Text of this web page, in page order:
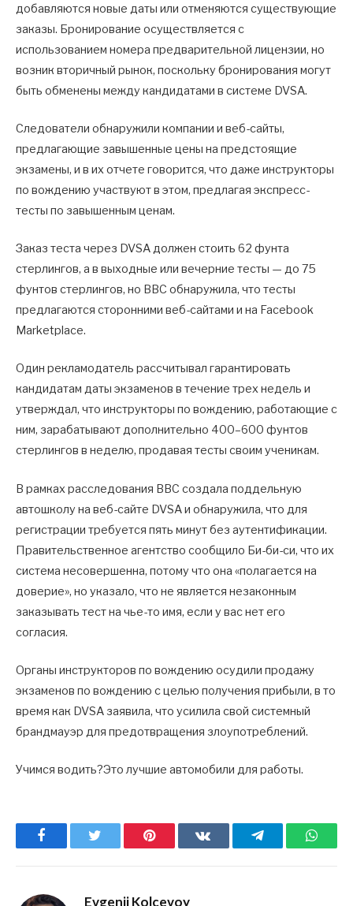
добавляются новые даты или отменяются существующие
заказы. Бронирование осуществляется с
использованием номера предварительной лицензии, но
возник вторичный рынок, поскольку бронирования могут
быть обменены между кандидатами в системе DVSA.
Следователи обнаружили компании и веб-сайты,
предлагающие завышенные цены на предстоящие
экзамены, и в их отчете говорится, что даже инструкторы
по вождению участвуют в этом, предлагая экспресс-
тесты по завышенным ценам.
Заказ теста через DVSA должен стоить 62 фунта
стерлингов, а в выходные или вечерние тесты — до 75
фунтов стерлингов, но BBC обнаружила, что тесты
предлагаются сторонними веб-сайтами и на Facebook
Marketplace.
Один рекламодатель рассчитывал гарантировать
кандидатам даты экзаменов в течение трех недель и
утверждал, что инструкторы по вождению, работающие с
ним, зарабатывают дополнительно 400–600 фунтов
стерлингов в неделю, продавая тесты своим ученикам.
В рамках расследования BBC создала поддельную
автошколу на веб-сайте DVSA и обнаружила, что для
регистрации требуется пять минут без аутентификации.
Правительственное агентство сообщило Би-би-си, что их
система несовершенна, потому что она «полагается на
доверие», но указало, что не является незаконным
заказывать тест на чье-то имя, если у вас нет его
согласия.
Органы инструкторов по вождению осудили продажу
экзаменов по вождению с целью получения прибыли, в то
время как DVSA заявила, что усилила свой системный
брандмауэр для предотвращения злоупотреблений.
Учимся водить?Это лучшие автомобили для работы.
Facebook Pinterest ВКонтактеTelegram
Evgenii Kolcevoy